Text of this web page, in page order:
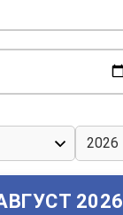
2026